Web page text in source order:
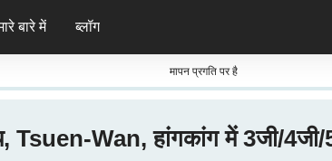
बारे में ब्लॉग
मापन प्रगति पर है
Tsuen-Wan, हांगकांग में 3जी/4जी/